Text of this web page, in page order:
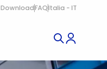
DownloadFAQ Italia - IT